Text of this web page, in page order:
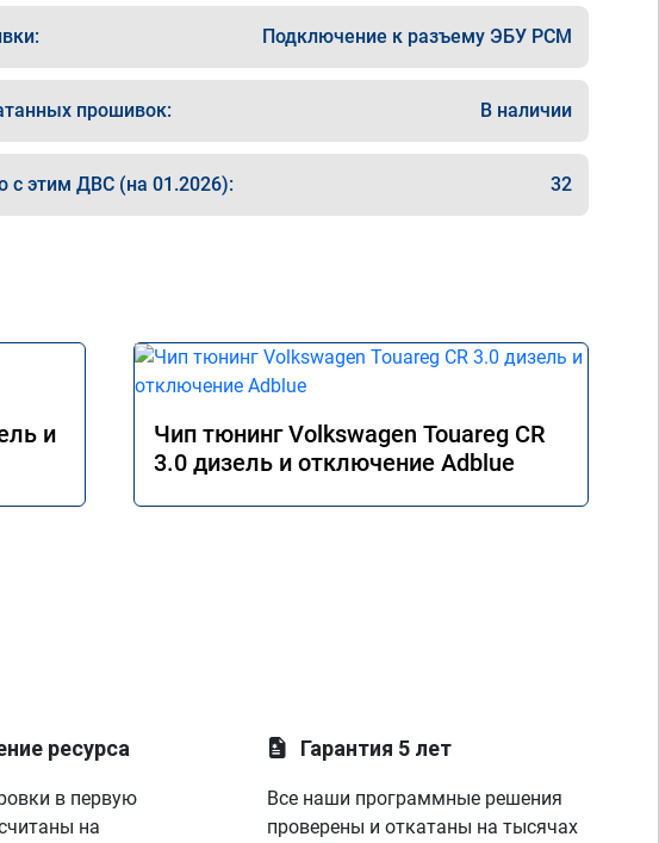
Подключение к разъему ЭБУ PCM
прошивок: В наличии
с этим ДВС (на 01.2026): 32
и
Чип тюнинг Volkswagen Touareg CR
3.0 дизель и отключение Adblue
ресурса
в первую
на
Гарантия 5 лет
Все наши программные решения
проверены и откатаны на тысячах